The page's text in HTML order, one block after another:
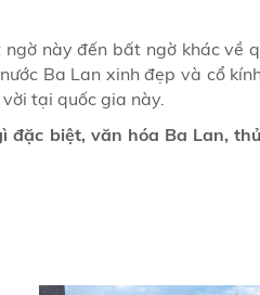
này đến bất ngờ khác về
Ba Lan xinh đẹp và cổ
tại quốc gia này.
đặc biệt, văn hóa Ba Lan,